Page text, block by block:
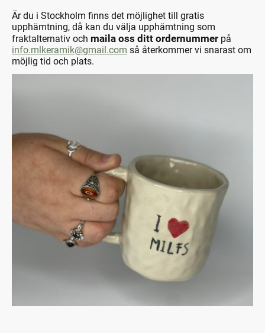
Är du i Stockholm finns det möjlighet till gratis
upphämtning, då kan du välja upphämtning som
fraktalternativ och maila oss ditt ordernummer på
info.mlkeramik@gmail.com så återkommer vi snarast om
möjlig tid och plats.